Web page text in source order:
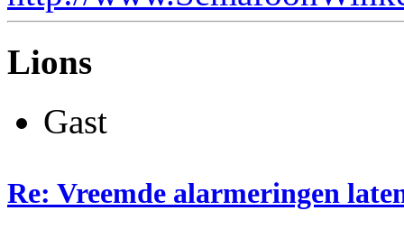
Lions
Gast
Re: Vreemde alarmeringen